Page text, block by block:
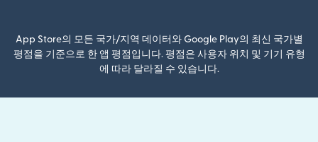
App Store의 모든 국가/지역 데이터와 Google Play의 최신 국가별
평점을 기준으로 한 앱 평점입니다. 평점은 사용자 위치 및 기기 유형
에 따라 달라질 수 있습니다.